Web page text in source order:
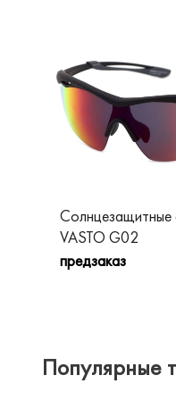
Солнцезащитные
VASTO G02
предзаказ
Популярные